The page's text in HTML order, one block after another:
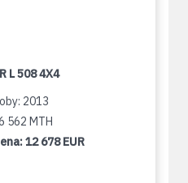
L 508 4X4
2013
562 MTH
12 678 EUR